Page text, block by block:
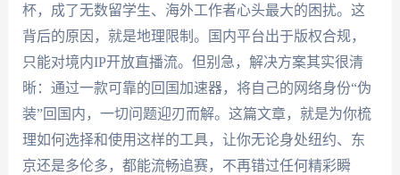
杯，成了无数留学生、海外工作者心头最大的困扰。这
背后的原因，就是地理限制。国内平台出于版权合规，
只能对境内IP开放直播流。但别急，解决方案其实很清
晰：通过一款可靠的回国加速器，将自己的网络身份“伪
装”回国内，一切问题迎刃而解。这篇文章，就是为你梳
理如何选择和使用这样的工具，让你无论身处纽约、东
京还是多伦多，都能流畅追赛，不再错过任何精彩瞬